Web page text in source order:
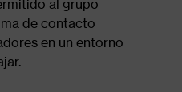
al grupo
de contacto
en un entorno